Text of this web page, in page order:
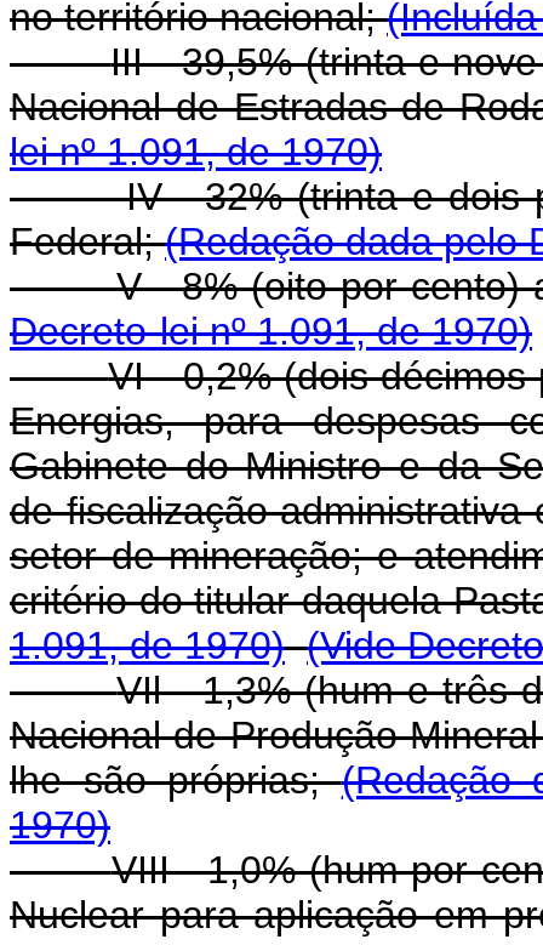
no território nacional;
III - 39,5% (trinta e
Nacional de Estradas de
lei nº 1.091, de 1970)
IV - 32% (trinta e dois
Federal;(Redação dada pelo
V - 8% (oito por cento)
Decreto-lei nº 1.091, de 1970)
VI - 0,2% (dois
Energias, para despesas
Gabinete do Ministro e da
de fiscalização
setor de mineração; e
critério do titular daquela
1.091, de 1970) (Vide
VIl - 1,3% (hum e três
Nacional de Produção
lhe são próprias;(Redação
1970)
VIII - 1,0% (hum por
Nuclear para aplicação em